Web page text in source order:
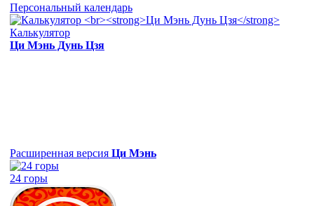
Персональный календарь
Калькулятор
Ци Мэнь Дунь Цзя
Расширенная версия Ци Мэнь
24 горы